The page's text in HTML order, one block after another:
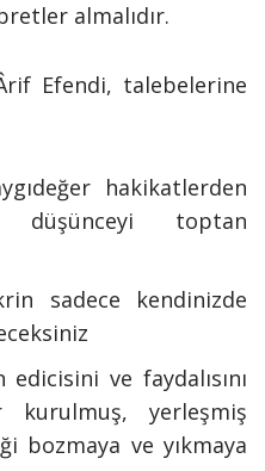
almalıdır.
Efendi, talebelerine
hakikatlerden
düşünceyi toptan
sadece kendinizde
ve faydalısını
kurulmuş, yerleşmiş
bozmaya ve yıkmaya